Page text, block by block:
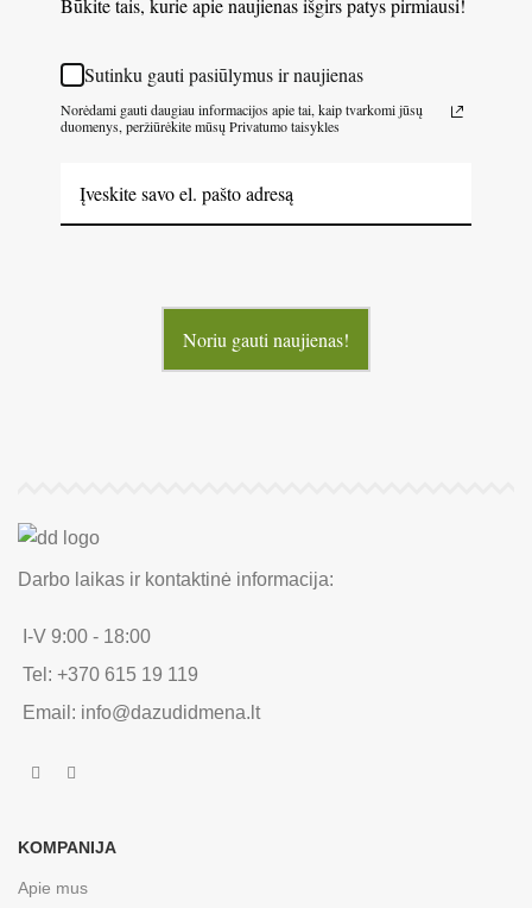
Sutinku gauti pasiūlymus ir naujienas
Norėdami gauti daugiau informacijos apie tai, kaip tvarkomi jūsų
duomenys, peržiūrėkite mūsų Privatumo taisykles
Noriu gauti naujienas!
Darbo laikas ir kontaktinė informacija:
I-V 9:00 - 18:00
Tel: +370 615 19 119
Email: info@dazudidmena.lt
KOMPANIJA
Apie mus